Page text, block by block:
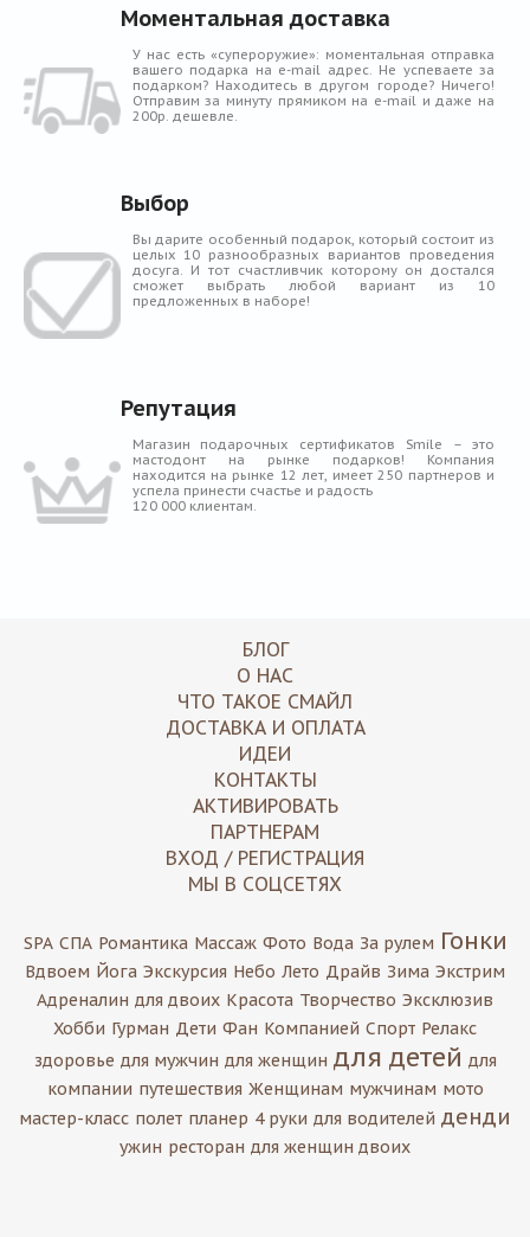
Моментальная доставка
У нас есть «супероружие»: моментальная отправка
вашего подарка на e-mail адрес. Не успеваете за
подарком? Находитесь в другом городе? Ничего!
Отправим за минуту прямиком на e-mail и даже на
200р. дешевле.
Выбор
Вы дарите особенный подарок, который состоит из
целых 10 разнообразных вариантов проведения
досуга. И тот счастливчик которому он достался
сможет выбрать любой вариант из 10
предложенных в наборе!
Репутация
Магазин подарочных сертификатов Smile – это
мастодонт на рынке подарков! Компания
находится на рынке 12 лет, имеет 250 партнеров и
успела принести счастье и радость
120 000 клиентам.
БЛОГ
О НАС
ЧТО ТАКОЕ СМАЙЛ
ДОСТАВКА И ОПЛАТА
ИДЕИ
КОНТАКТЫ
АКТИВИРОВАТЬ
ПАРТНЕРАМ
ВХОД / РЕГИСТРАЦИЯ
МЫ В СОЦСЕТЯХ
SPA СПА Романтика Массаж Фото Вода За рулем Гонки
Вдвоем Йога Экскурсия Небо Лето Драйв Зима Экстрим
Адреналин для двоих Красота Творчество Эксклюзив
Хобби Гурман Дети Фан Компанией Спорт Релакс
здоровье для мужчин для женщин для детей для
компании путешествия Женщинам мужчинам мото
мастер-класс полет планер 4 руки для водителей денди
ужин ресторан для женщин двоих